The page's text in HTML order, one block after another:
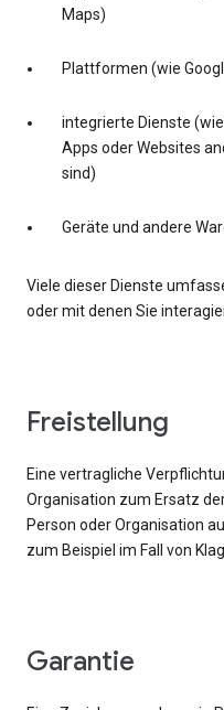
Maps)
Plattformen (wie
integrierte Dienste
Apps oder Websites
sind)
Geräte und andere
Viele dieser Dienste
oder mit denen Sie
Freistellung
Eine vertragliche
Organisation zum Ersatz
Person oder Organisation
zum Beispiel im Fall von
Garantie